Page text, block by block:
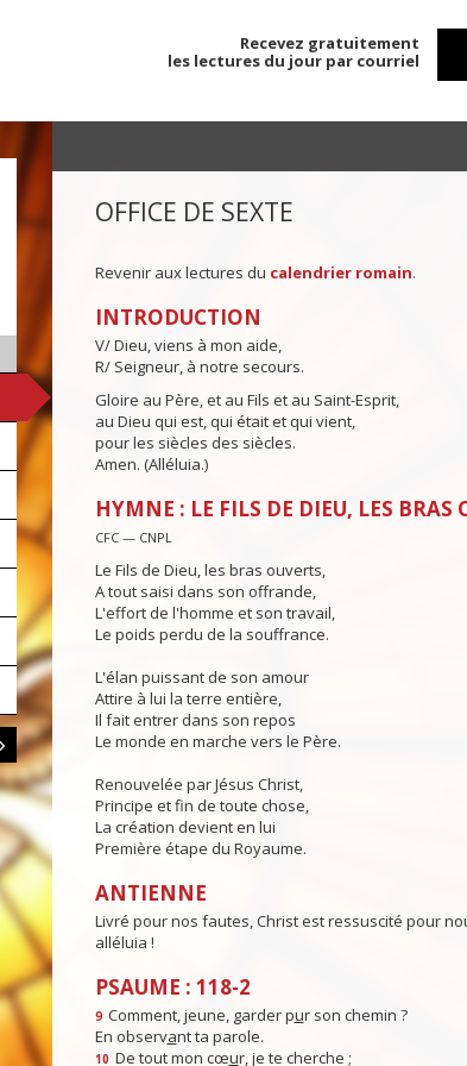
Recevez gratuitement
les lectures du jour par courriel
OFFICE DE SEXTE
Revenir aux lectures du calendrier romain.
INTRODUCTION
V/ Dieu, viens à mon aide,
R/ Seigneur, à notre secours.
Gloire au Père, et au Fils et au Saint-Esprit,
au Dieu qui est, qui était et qui vient,
pour les siècles des siècles.
Amen. (Alléluia.)
HYMNE : LE FILS DE DIEU, LES BRAS
CFC — CNPL
Le Fils de Dieu, les bras ouverts,
A tout saisi dans son offrande,
L'effort de l'homme et son travail,
Le poids perdu de la souffrance.
L'élan puissant de son amour
Attire à lui la terre entière,
Il fait entrer dans son repos
Le monde en marche vers le Père.
Renouvelée par Jésus Christ,
Principe et fin de toute chose,
La création devient en lui
Première étape du Royaume.
ANTIENNE
Livré pour nos fautes, Christ est ressuscité pour
alléluia !
PSAUME : 118-2
9 Comment, jeune, garder pur son chemin ?
En observant ta parole.
10 De tout mon cœur, je te cherche ;